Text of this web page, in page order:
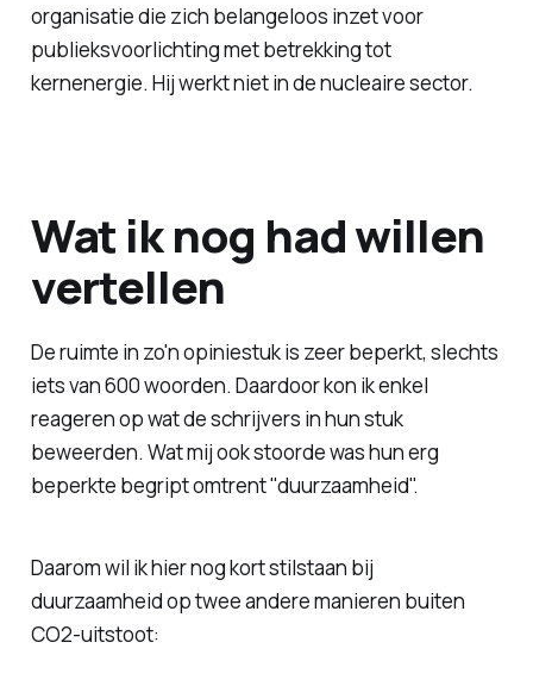
organisatie die zich belangeloos inzet voor
publieksvoorlichting met betrekking tot
kernenergie. Hij werkt niet in de nucleaire sector.
Wat ik nog had willen
vertellen
De ruimte in zo'n opiniestuk is zeer beperkt, slechts
iets van 600 woorden. Daardoor kon ik enkel
reageren op wat de schrijvers in hun stuk
beweerden. Wat mij ook stoorde was hun erg
beperkte begript omtrent "duurzaamheid".
Daarom wil ik hier nog kort stilstaan bij
duurzaamheid op twee andere manieren buiten
CO2-uitstoot: